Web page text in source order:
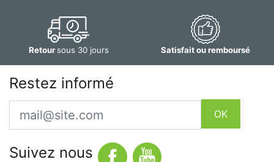
Retoursous 30 jours Satisfait ou remboursé
Restez informé
Email
OK
Suivez nous